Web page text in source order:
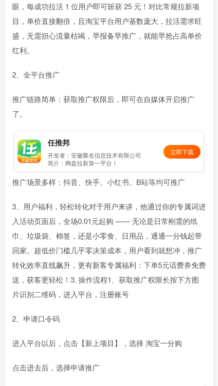
眼，每成功拉活 1 位用户即可斩获 25 元！对比常规拉新项
目，单价直接翻倍，且淘宝平台用户基数庞大，拉活需求旺
盛，无需担心流量枯竭，早报备早推广，就能早抢占高单价
红利。
2、全平台推广
推广链路简单：获取推广权限后，即可在自媒体开启推广
了。
任推邦
开发者：安徽聚名信息技术有限公司
简介：网盘拉新第一平台！
立即下载
推广场景多样：抖音、快手、小红书、B站等均可推广
3、用户福利，轻松转化对于用户来讲，他通过你的专属词进
入活动页面后，全场0.01元起购 —— 无论是日常刚需的纸
巾、垃圾袋、棉签，还是小零食、日用品，通通一分钱起带
回家。超低价门槛几乎零决策成本，用户看到就想冲，推广
转化效率直线飙升，更有新客专属福利：下单5元话费券免费
送，获客更轻松！3. 操作流程1、获取推广权限长按下方图
片识别二维码，进入平台，注册账号
2、申请口令码
进入平台以后，点击【新上项目】，选择 淘宝一分购
点击进去后，选择申请推广